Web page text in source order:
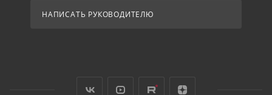
НАПИСАТЬ РУКОВОДИТЕЛЮ